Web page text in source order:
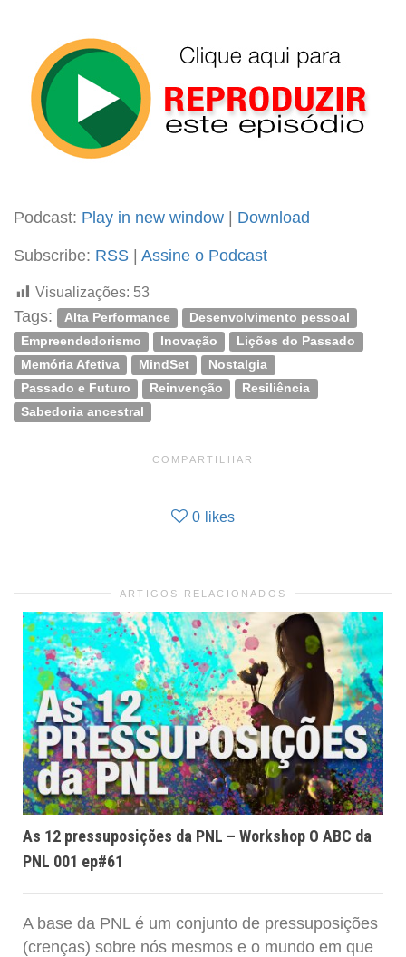
Podcast: Play in new window Download
Subscribe: RSS | Assine o Podcast
Visualizações: 53
Tags: Alta Performance
Desenvolvimento pessoal
Empreendedorismo
Inovação
Lições do Passado
Memória Afetiva
MindSet
Nostalgia
Passado e Futuro
Reinvenção
Resiliência
Sabedoria ancestral
COMPARTILHAR
0 likes
ARTIGOS RELACIONADOS
As 12 pressuposições da PNL – Workshop O ABC da
PNL 001 ep#61
A base da PNL é um conjunto de pressuposições
(crenças) sobre nós mesmos e o mundo em que